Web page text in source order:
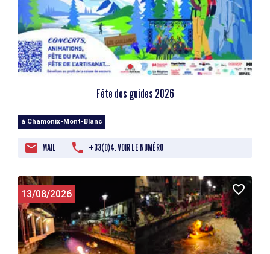
Fête des guides 2026
à Chamonix-Mont-Blanc
MAIL +33(0)4. VOIR LE NUMÉRO
13/08/2026